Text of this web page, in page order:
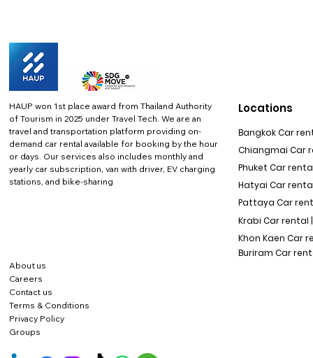
HAUP won 1st place award from Thailand Authority
of Tourism in 2025 under Travel Tech. We are an
travel and transportation platform providing on-
demand car rental available for booking by the hour
or days. Our services also includes monthly and
yearly car subscription, van with driver, EV charging
stations, and bike-sharing
About us
Careers
Contact us
Terms & Conditions
Privacy Policy
Locations
Bangkok Car
Chiangmai Car
Phuket Car rental
Hatyai Car
Pattaya Car
Krabi Car rental |
Khon Kaen Car
Buriram Car
Groups